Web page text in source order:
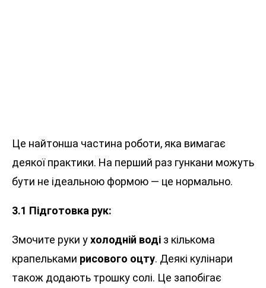
Це найтонша частина роботи, яка вимагає
деякої практики. На перший раз гункани можуть
бути не ідеальною формою — це нормально.
3.1 Підготовка рук:
Змочите руки ухолодній воді з кількома
крапельками рисового оцту. Деякі кулінари
також додають трошку солі. Це запобігає